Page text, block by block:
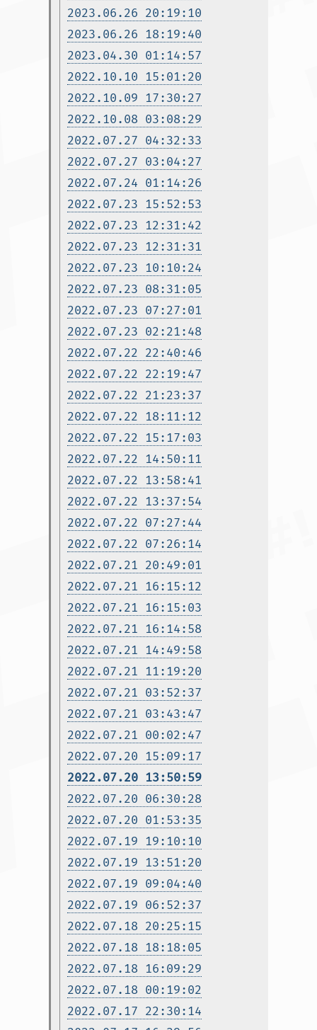
2023.06.26 20:19:10
2023.06.26 18:19:40
2023.04.30 01:14:57
2022.10.10 15:01:20
2022.10.09 17:30:27
2022.10.08 03:08:29
2022.07.27 04:32:33
2022.07.27 03:04:27
2022.07.24 01:14:26
2022.07.23 15:52:53
2022.07.23 12:31:42
2022.07.23 12:31:31
2022.07.23 10:10:24
2022.07.23 08:31:05
2022.07.23 07:27:01
2022.07.23 02:21:48
2022.07.22 22:40:46
2022.07.22 22:19:47
2022.07.22 21:23:37
2022.07.22 18:11:12
2022.07.22 15:17:03
2022.07.22 14:50:11
2022.07.22 13:58:41
2022.07.22 13:37:54
2022.07.22 07:27:44
2022.07.22 07:26:14
2022.07.21 20:49:01
2022.07.21 16:15:12
2022.07.21 16:15:03
2022.07.21 16:14:58
2022.07.21 14:49:58
2022.07.21 11:19:20
2022.07.21 03:52:37
2022.07.21 03:43:47
2022.07.21 00:02:47
2022.07.20 15:09:17
2022.07.20 13:50:59
2022.07.20 06:30:28
2022.07.20 01:53:35
2022.07.19 19:10:10
2022.07.19 13:51:20
2022.07.19 09:04:40
2022.07.19 06:52:37
2022.07.18 20:25:15
2022.07.18 18:18:05
2022.07.18 16:09:29
2022.07.18 00:19:02
2022.07.17 22:30:14